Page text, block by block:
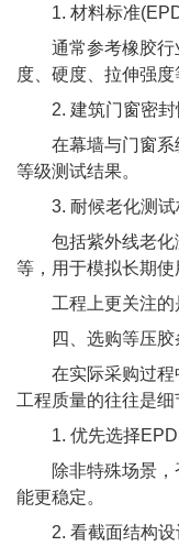
1. 材料标准
通常参考橡胶行
度、硬度、拉伸强度
2. 建筑门窗密封
在幕墙与门窗系
等级测试结果。
3. 耐候老化测试
包括紫外线老化
等，用于模拟长期使
工程上更关注的是
四、选购等压胶
在实际采购过程
工程质量的往往是细
1. 优先选择
除非特殊场景，
能更稳定。
2. 看截面结构设